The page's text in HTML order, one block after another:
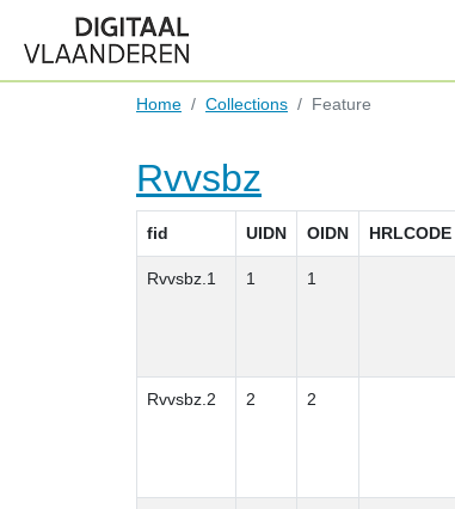
Home Collections Feature
Rvvsbz
fid UIDN OIDN HRLCODE
Rvvsbz.1 1 1
Rvvsbz.2 2 2